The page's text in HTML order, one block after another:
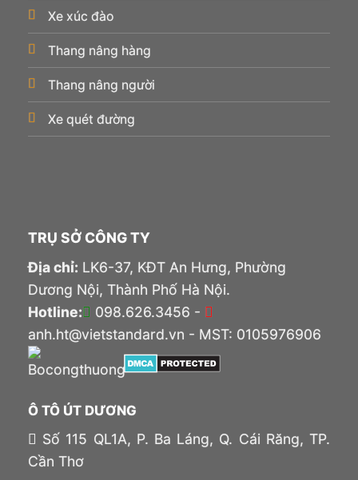
Xe xúc đào
Thang nâng hàng
Thang nâng người
Xe quét đường
TRỤ SỞ CÔNG TY
Địa chỉ: LK6-37, KĐT An Hưng, Phường
Dương Nội, Thành Phố Hà Nội.
Hotline:
098.626.3456 -
anh.ht@vietstandard.vn - MST: 0105976906
Ô TÔ ÚT DƯƠNG
Số 115 QL1A, P. Ba Láng, Q. Cái Răng, TP.
Cần Thơ